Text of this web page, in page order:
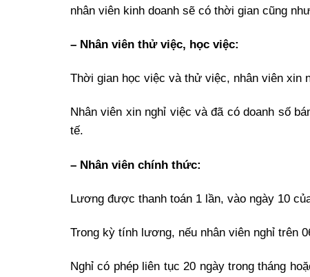
nhân viên kinh doanh sẽ có thời gian cũng
– Nhân viên thử việc, học việc:
Thời gian học việc và thử việc, nhân viên
Nhân viên xin nghỉ việc và đã có doanh số
tế.
– Nhân viên chính thức:
Lương được thanh toán 1 lần, vào ngày 10
Trong kỳ tính lương, nếu nhân viên nghỉ trên
Nghỉ có phép liên tục 20 ngày trong tháng